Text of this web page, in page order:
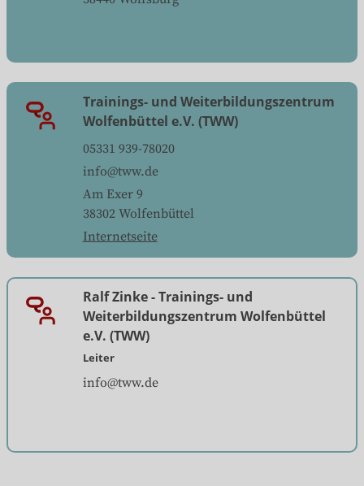
Trainings- und Weiterbildungszentrum
Wolfenbüttel e.V. (TWW)
05331 939-78020
info@tww.de
Am Exer 9
38302 Wolfenbüttel
Internetseite
Ralf Zinke
Trainings- und
Weiterbildungszentrum Wolfenbüttel
e.V. (TWW)
info@tww.de